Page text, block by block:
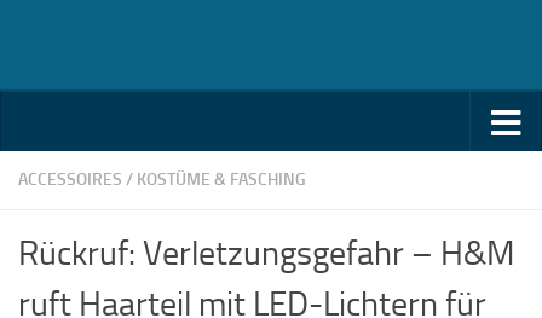
ACCESSOIRES / KOSTÜME & FASCHING
Rückruf: Verletzungsgefahr – H&M
ruft Haarteil mit LED-Lichtern für